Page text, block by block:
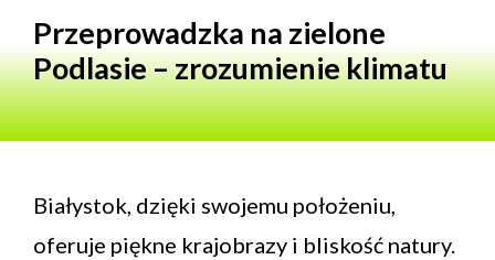
Przeprowadzka na zielone
Podlasie – zrozumienie klimatu
Białystok, dzięki swojemu położeniu,
oferuje piękne krajobrazy i bliskość natury.